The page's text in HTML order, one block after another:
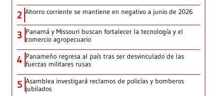
2 Ahorro corriente se mantiene en negativo a junio de 2026
3 Panamá y Missouri buscan fortalecer la tecnología y el
comercio agropecuario
4 Panameño regresa al país tras ser desvinculado de las
fuerzas militares rusas
5 Asamblea investigará reclamos de policías y bomberos
jubilados